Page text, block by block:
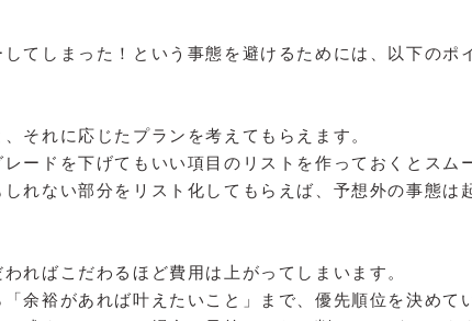
てしまった！という事態を避けるためには、以下のポ
それに応じたプランを考えてもらえます。
ードを下げてもいい項目のリストを作っておくとスム
れない部分をリスト化してもらえば、予想外の事態は
ればこだわるほど費用は上がってしまいます。
余裕があれば叶えたいこと」まで、優先順位を決めて